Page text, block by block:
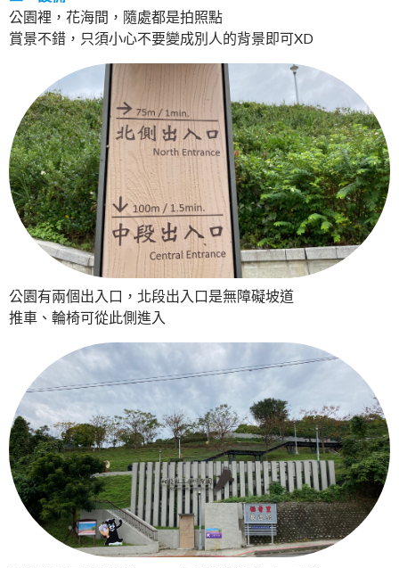
公園裡，花海間，隨處都是拍照點
賞景不錯，只須小心不要變成別人的背景即可XD
公園有兩個出入口，北段出入口是無障礙坡道
推車、輪椅可從此側進入